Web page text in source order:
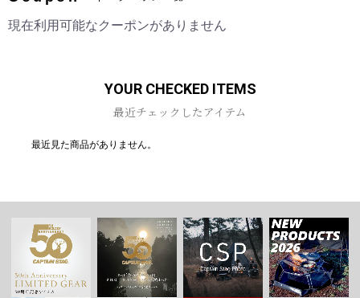
現在利用可能なクーポンがありません
YOUR CHECKED ITEMS
最近チェックしたアイテム
最近見た商品がありません。